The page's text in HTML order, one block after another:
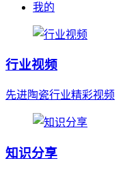
我的
行业视频
先进陶瓷行业精彩视频
知识分享